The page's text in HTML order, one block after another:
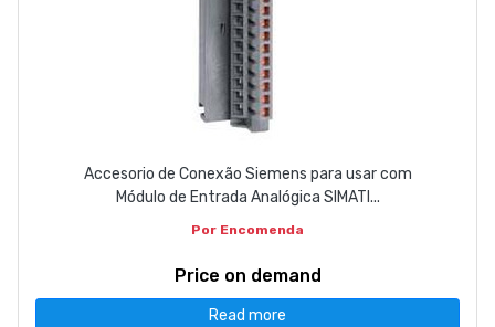
Accesorio de Conexão Siemens para usar com
Módulo de Entrada Analógica SIMATI...
Por Encomenda
Price on demand
Read more